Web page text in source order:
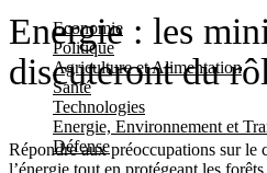
Economie
Politique
Agriculture et Alimentation
Santé
Technologies
Energie, Environnement et
Défense
Energie : les
discuteront du
Répondre aux préoccupations sur le